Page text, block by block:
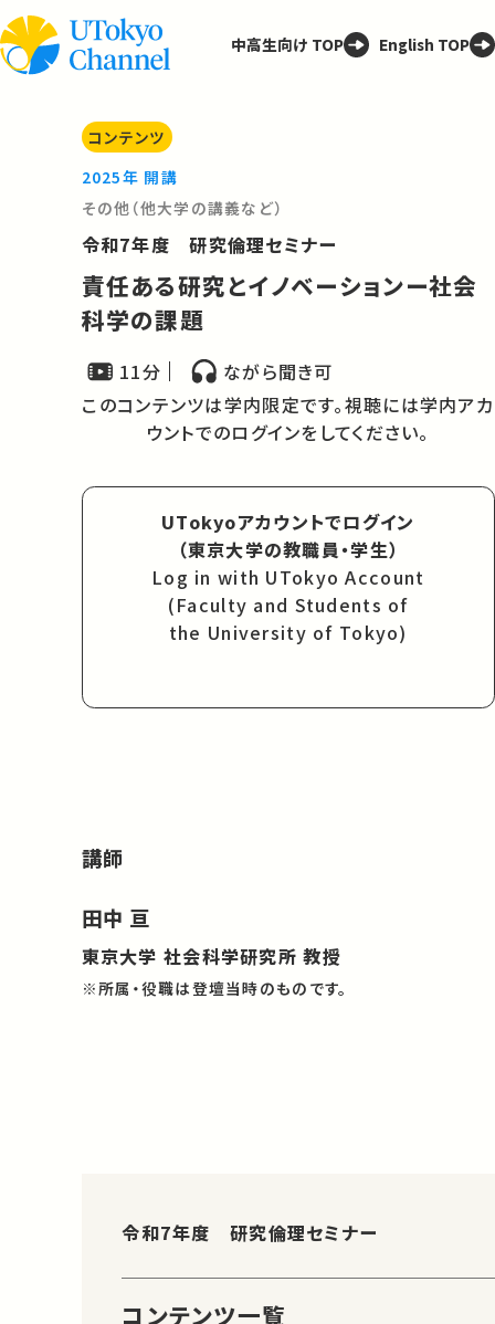
中高生向け TOP English TOP
コンテンツ
2025年 開講
その他（他大学の講義など）
令和7年度 研究倫理セミナー
責任ある研究とイノベーションー社会
科学の課題
11分
ながら聞き可
このコンテンツは学内限定です。視聴には学内アカ
ウントでのログインをしてください。
UTokyoアカウントでログイン
（東京大学の教職員・学生）
Log in with UTokyo Account
(Faculty and Students of
the University of Tokyo)
講師
田中 亘
東京大学 社会科学研究所 教授
※所属・役職は登壇当時のものです。
令和7年度 研究倫理セミナー
コンテンツ一覧